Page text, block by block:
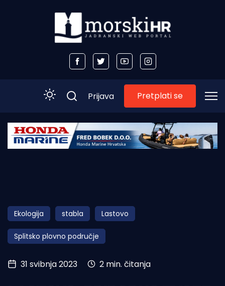
Početna
Obala
Otoci
Turizam i nautika
Pomorstvo
Prijava Pretplati se
Ekologija stabla Lastovo
Splitsko plovno područje
31 svibnja 2023 2 min. čitanja